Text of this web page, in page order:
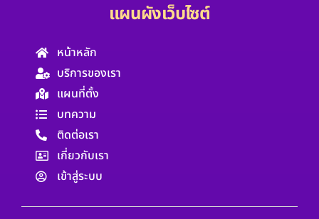
แผนผังเว็บไซต์
หน้าหลัก
บริการของเรา
แผนที่ตั้ง
บทความ
ติดต่อเรา
เกี่ยวกับเรา
เข้าสู่ระบบ